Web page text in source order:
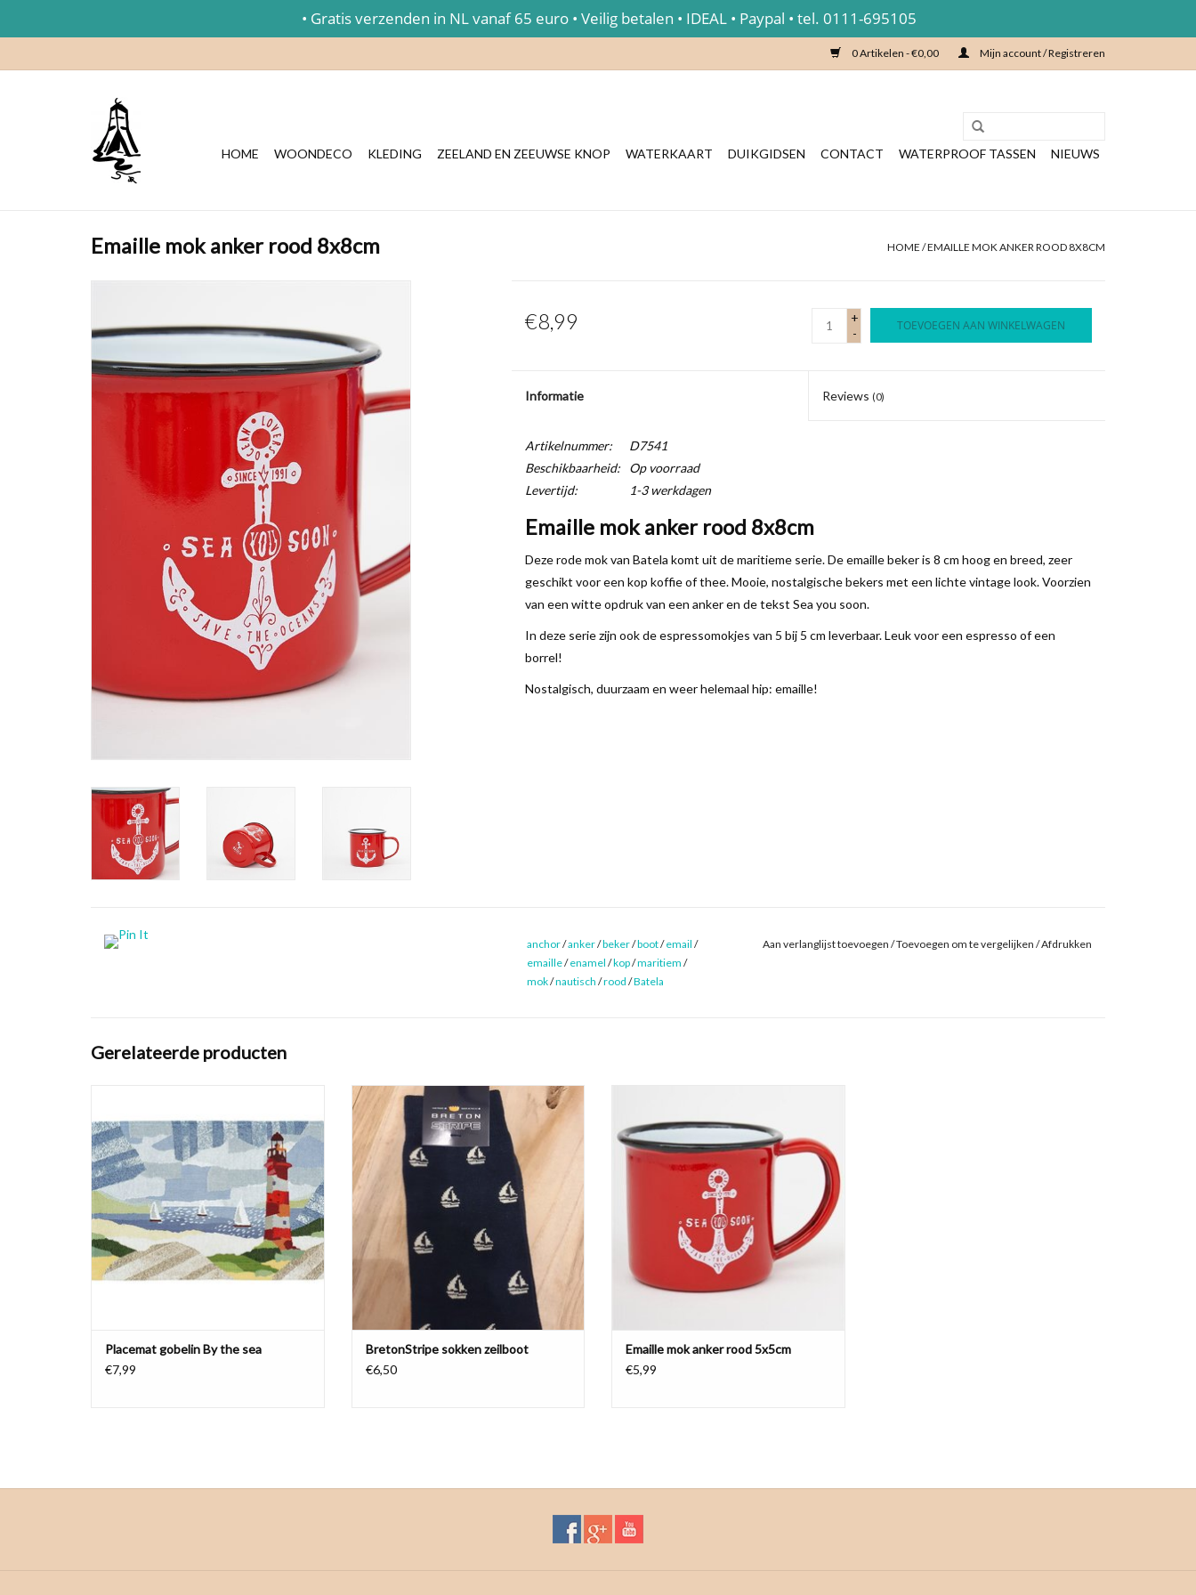
0 Artikelen - €0,00 Mijn account / Registreren
HOME WOONDECO KLEDING ZEELAND EN ZEEUWSE KNOP WATERKAART DUIKGIDSEN CONTACT WATERPROOF TASSEN NIEUWS
Emaille mok anker rood 8x8cm HOME /EMAILLE MOK ANKER ROOD 8X8CM
€8,99
+
-
TOEVOEGEN AAN WINKELWAGEN
Informatie Reviews (0)
Artikelnummer:
D7541
Beschikbaarheid:
Op voorraad
Levertijd:
1-3 werkdagen
Emaille mok anker rood 8x8cm
Deze rode mok van Batela komt uit de maritieme serie. De emaille beker is 8 cm hoog en breed, zeer
geschikt voor een kop koffie of thee. Mooie, nostalgische bekers met een lichte vintage look. Voorzien
van een witte opdruk van een anker en de tekst Sea you soon.
In deze serie zijn ook de espressomokjes van 5 bij 5 cm leverbaar. Leuk voor een espresso of een
borrel!
Nostalgisch, duurzaam en weer helemaal hip: emaille!
anchor/anker/beker/boot/email /
emaille/enamel /kop/maritiem /
mok/nautisch /rood /Batela
Aan verlanglijst toevoegen /Toevoegen om te vergelijken /Afdrukken
Gerelateerde producten
Beach staan een vuurtoren en zeilboten
afgebeeld. Hoge kwaliteit!
TOEVOEGEN AAN WINKELWAGEN
Placemat gobelin By the sea
€7,99
Deze sokken van BretonStripe zijn van 95%
katoen en 5% elasthan, voor een perfecte
pasvorm. Voorzien van een leuke print met
zeilbootjes, voor iedere watersportfanaat.
TOEVOEGEN AAN WINKELWAGEN
BretonStripe sokken zeilboot
€6,50
Duurzame bekers, voorzien van een mooie
opdruk van een anker.
TOEVOEGEN AAN WINKELWAGEN
Emaille mok anker rood 5x5cm
€5,99
• Gratis verzenden in NL vanaf 65 euro • Veilig betalen • IDEAL • Paypal • tel. 0111-695105